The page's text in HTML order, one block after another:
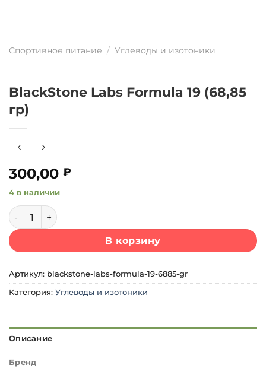
Спортивное питание / Углеводы и изотоники
BlackStone Labs Formula 19 (68,85
гр)
300,00 ₽
4 в наличии
Количество товара BlackStone Labs Formula 19 (68,85 гр)
В корзину
Артикул: blackstone-labs-formula-19-6885-gr
Категория: Углеводы и изотоники
Описание
Бренд